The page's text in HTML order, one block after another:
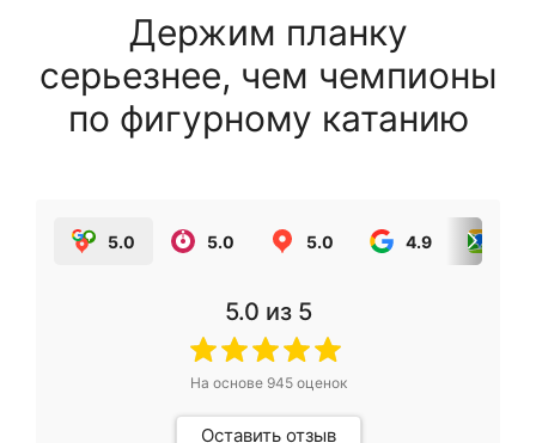
Держим планку
серьезнее, чем чемпионы
по фигурному катанию
5.0 5.0 5.0 4.9
5.0 из 5
На основе 945оценок
Оставить отзыв